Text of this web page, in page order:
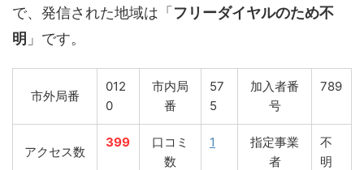
で、発信された地域は「 フリーダイヤルのため不
明 」です。
市外局番
012
0
市内局
番
57
5
加入者番
号
789
アクセス数
399
口コミ
数
1
指定事業
者
不
明